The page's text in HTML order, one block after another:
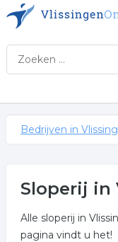
Bedrijven in
Sloperij in
Alle sloperij in
pagina vindt u het!